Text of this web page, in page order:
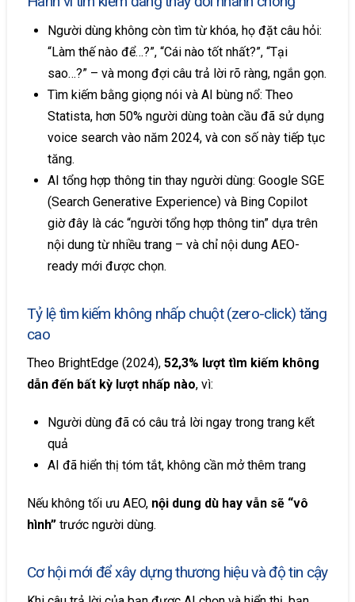
Người dùng không còn tìm từ khóa, họ đặt câu hỏi:
“Làm thế nào để…?”, “Cái nào tốt nhất?”, “Tại
sao…?” – và mong đợi câu trả lời rõ ràng, ngắn gọn.
Tìm kiếm bằng giọng nói và AI bùng nổ: Theo
Statista, hơn 50% người dùng toàn cầu đã sử dụng
voice search vào năm 2024, và con số này tiếp tục
tăng.
AI tổng hợp thông tin thay người dùng: Google SGE
(Search Generative Experience) và Bing Copilot
giờ đây là các “người tổng hợp thông tin” dựa trên
nội dung từ nhiều trang – và chỉ nội dung AEO-
ready mới được chọn.
Tỷ lệ tìm kiếm không nhấp chuột (zero-click) tăng
cao
Theo BrightEdge (2024), 52,3% lượt tìm kiếm không
dẫn đến bất kỳ lượt nhấp nào, vì:
Người dùng đã có câu trả lời ngay trong trang kết
quả
AI đã hiển thị tóm tắt, không cần mở thêm trang
Nếu không tối ưu AEO, nội dung dù hay vẫn sẽ “vô
hình”trước người dùng.
Cơ hội mới để xây dựng thương hiệu và độ tin cậy